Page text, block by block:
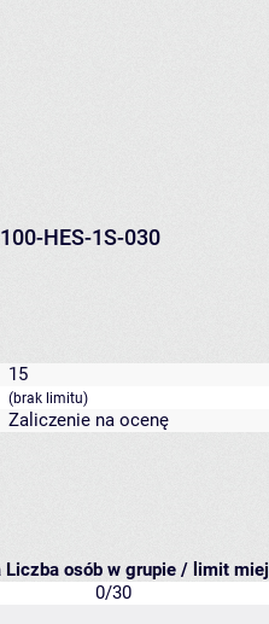
100-HES-1S-030
15
(brak limitu)
Zaliczenie na ocenę
Liczba osób w grupie / limit
0/30